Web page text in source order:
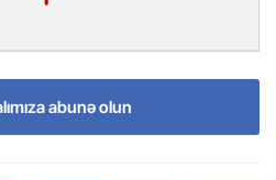
abunə olun